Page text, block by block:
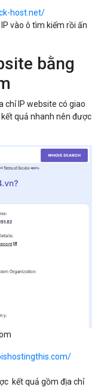
host.net/
vào ô tìm kiếm rồi ấn
bằng
chỉ IP website có giao
quả nhanh nên được
kết quả gồm địa chỉ